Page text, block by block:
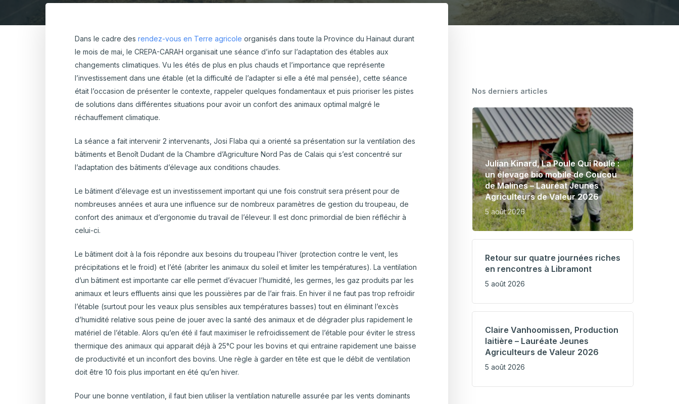
Horticulture Ornementale
Pommes de terre
Porcs
Viande Bovine
CARTOGRAPHIE DES MEUNERIES
Bovins laitiers Ovins-Caprins Viande bovine
Dans le cadre desrendez-vous en Terre agricole organisés dans toute la Province du Hainaut durant
le mois de mai, le CREPA-CARAH organisait une séance d’info sur l’adaptation des étables aux
changements climatiques. Vu les étés de plus en plus chauds et l’importance que représente
l’investissement dans une étable (et la difficulté de l’adapter si elle a été mal pensée), cette séance
était l’occasion de présenter le contexte, rappeler quelques fondamentaux et puis prioriser les pistes
de solutions dans différentes situations pour avoir un confort des animaux optimal malgré le
réchauffement climatique.
La séance a fait intervenir 2 intervenants, Josi Flaba qui a orienté sa présentation sur la ventilation des
bâtiments et Benoît Dudant de la Chambre d’Agriculture Nord Pas de Calais qui s’est concentré sur
l’adaptation des bâtiments d’élevage aux conditions chaudes.
Le bâtiment d’élevage est un investissement important qui une fois construit sera présent pour de
nombreuses années et aura une influence sur de nombreux paramètres de gestion du troupeau, de
confort des animaux et d’ergonomie du travail de l’éleveur. Il est donc primordial de bien réfléchir à
celui-ci.
Le bâtiment doit à la fois répondre aux besoins du troupeau l’hiver (protection contre le vent, les
précipitations et le froid) et l’été (abriter les animaux du soleil et limiter les températures). La ventilation
d’un bâtiment est importante car elle permet d’évacuer l’humidité, les germes, les gaz produits par les
animaux et leurs effluents ainsi que les poussières par de l’air frais. En hiver il ne faut pas trop refroidir
l’étable (surtout pour les veaux plus sensibles aux températures basses) tout en éliminant l’excès
d’humidité relative sous peine de jouer avec la santé des animaux et de dégrader plus rapidement le
matériel de l’étable. Alors qu’en été il faut maximiser le refroidissement de l’étable pour éviter le stress
thermique des animaux qui apparait déjà à 25°C pour les bovins et qui entraine rapidement une baisse
de productivité et un inconfort des bovins. Une règle à garder en tête est que le débit de ventilation
doit être 10 fois plus important en été qu’en hiver.
Pour une bonne ventilation, il faut bien utiliser la ventilation naturelle assurée par les vents dominants
Nos derniers articles
Julian Kinard, La Poule Qui Roule :
un élevage bio mobile de Coucou
de Malines – Lauréat Jeunes
Agriculteurs de Valeur 2026
5 août 2026
Retour sur quatre journées riches
en rencontres à Libramont
5 août 2026
Claire Vanhoomissen, Production
laitière – Lauréate Jeunes
Agriculteurs de Valeur 2026
5 août 2026